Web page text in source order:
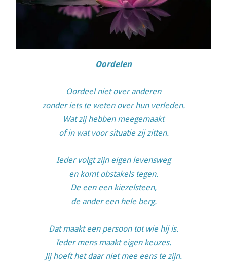
Oordelen
Oordeel niet over anderen
zonder iets te weten over hun verleden.
Wat zij hebben meegemaakt
of in wat voor situatie zij zitten.
Ieder volgt zijn eigen levensweg
en komt obstakels tegen.
De een een kiezelsteen,
de ander een hele berg.
Dat maakt een persoon tot wie hij is.
Ieder mens maakt eigen keuzes.
Jij hoeft het daar niet mee eens te zijn.